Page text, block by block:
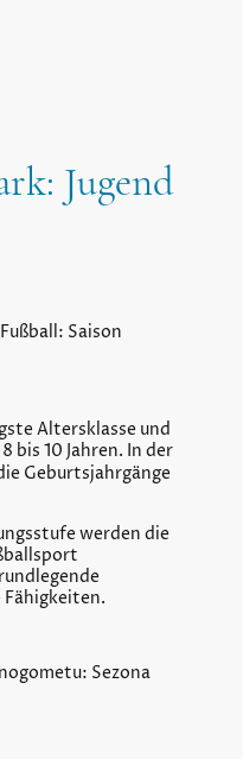
Jugend
Saison
Altersklasse und
bis 10 Jahren. In der
Geburtsjahrgänge
werden die
Sezona